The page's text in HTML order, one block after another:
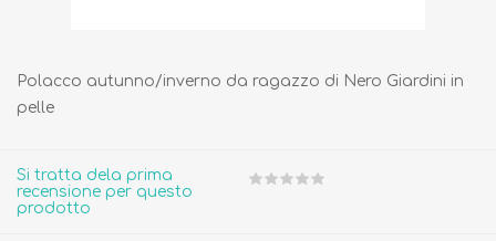
Polacco autunno/inverno da ragazzo di Nero Giardini in
pelle
Si tratta dela prima
recensione per questo
prodotto